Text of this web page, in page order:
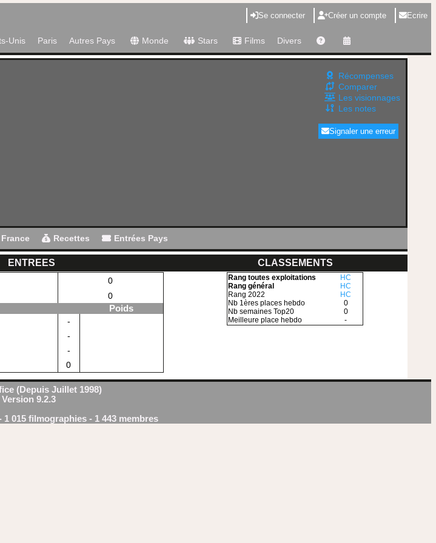
Se connecter Créer un compte Ecrire
Unis Paris Autres Pays Monde Stars Films Divers
Récompenses
Comparer
Les visionnages
Les notes
Signaler une erreur
Recettes Entrées Pays
ENTREES CLASSEMENTS
0
0
Poids
-
-
-
0
Rang toutes exploitations
Rang général
Rang 2022
Nb 1ères places hebdo
Nb semaines Top20
Meilleure place hebdo
HC
HC
HC
0
0
-
(Depuis Juillet 1998)
Version 9.2.3
1 015 filmographies - 1 443 membres